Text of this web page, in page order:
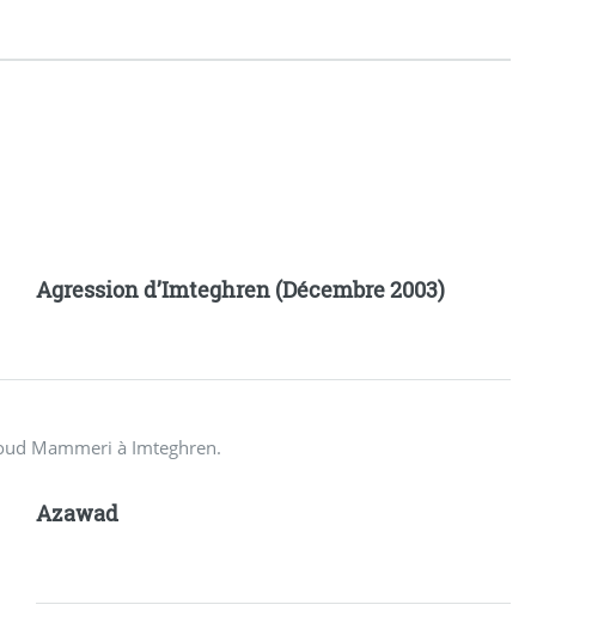
Agression d’Imteghren (Décembre 2003)
Mammeri à Imteghren.
Azawad